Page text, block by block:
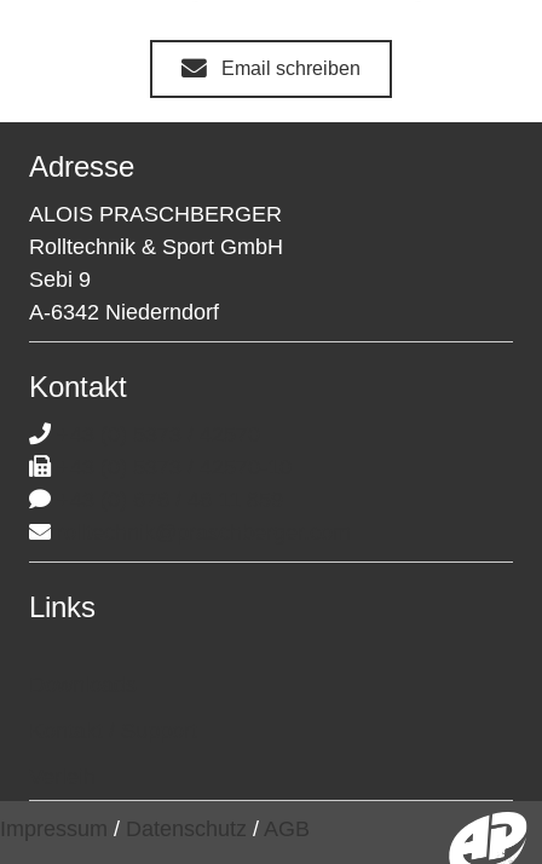
Email schreiben
Adresse
ALOIS PRASCHBERGER
Rolltechnik & Sport GmbH
Sebi 9
A-6342 Niederndorf
Kontakt
Links
Impressum / Datenschutz / AGB